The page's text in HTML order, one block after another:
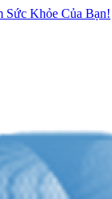
Sức Khỏe Của Bạn!